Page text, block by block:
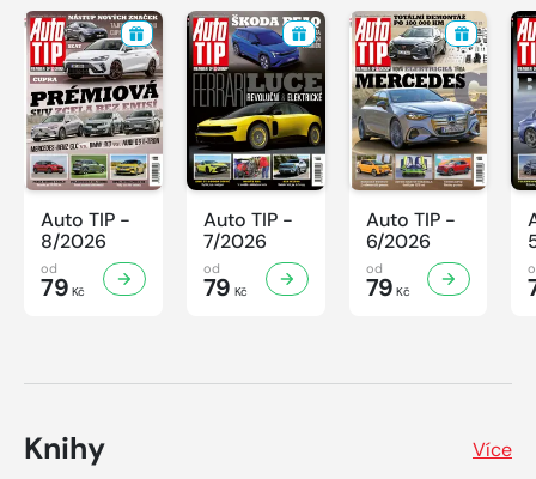
Auto TIP -
8/2026
od
79 Kč
Auto TIP -
7/2026
od
79 Kč
Auto TIP -
6/2026
od
79 Kč
Knihy Více